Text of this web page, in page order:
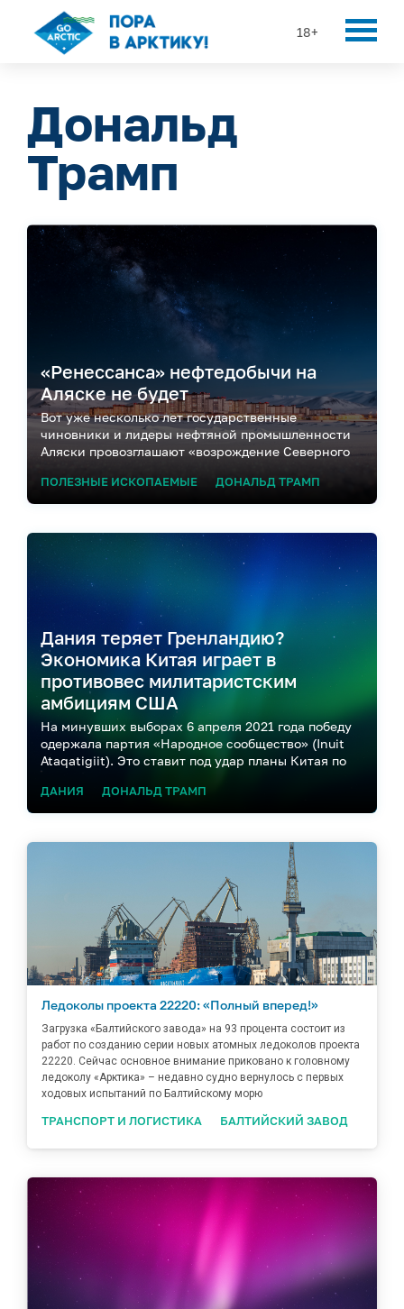
18+
Дональд
Трамп
«Ренессанса» нефтедобычи на
Аляске не будет
Вот уже несколько лет государственные
чиновники и лидеры нефтяной промышленности
Аляски провозглашают «возрождение Северного
освоению недавно открытых месторождений
нефти Нанушук в западной части региона. Однако
нефтяных проекта, запланированных на
ближайшие годы, превратились из
многообещающих в весьма неопределенные.
ПОЛЕЗНЫЕ ИСКОПАЕМЫЕ ДОНАЛЬД ТРАМП
Дания теряет Гренландию?
Экономика Китая играет в
противовес милитаристским
амбициям США
На минувших выборах 6 апреля 2021 года победу
одержала партия «Народное сообщество» (Inuit
Ataqatigiit). Это ставит под удар планы Китая по
Гренландии, в числе которых уран и неодим.
ДАНИЯ ДОНАЛЬД ТРАМП
Ледоколы проекта 22220: «Полный вперед!»
Загрузка «Балтийского завода» на 93 процента состоит из
работ по созданию серии новых атомных ледоколов проекта
22220. Сейчас основное внимание приковано к головному
ледоколу «Арктика» – недавно судно вернулось с первых
ходовых испытаний по Балтийскому морю
ТРАНСПОРТ И ЛОГИСТИКА БАЛТИЙСКИЙ ЗАВОД